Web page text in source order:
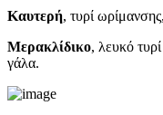
Καυτερή, τυρί
Μερακλίδικο, λευκό
γάλα.